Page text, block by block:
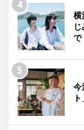
横
で
今